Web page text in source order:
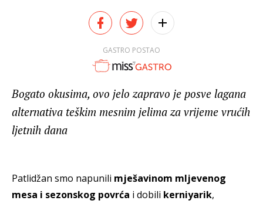
GASTRO POSTAO
Bogato okusima, ovo jelo zapravo je posve lagana
alternativa teškim mesnim jelima za vrijeme vrućih
ljetnih dana
Patlidžan smo napunili mješavinom mljevenog
mesa i sezonskog povrća i dobili kerniyarik,